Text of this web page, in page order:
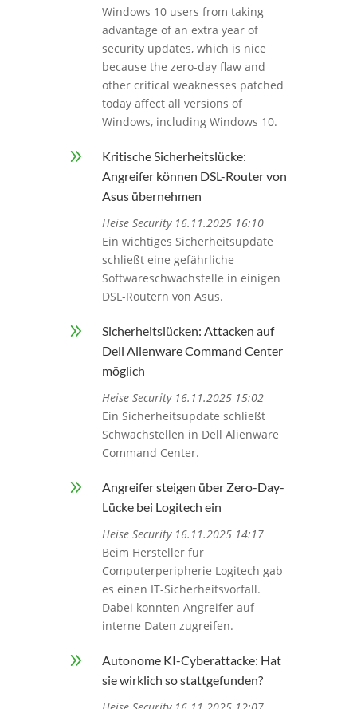
Windows 10 users from taking
advantage of an extra year of
security updates, which is nice
because the zero-day flaw and
other critical weaknesses patched
today affect all versions of
Windows, including Windows 10.
9
Kritische Sicherheitslücke:
Angreifer können DSL-Router von
Asus übernehmen
Heise Security 16.11.2025 16:10
Ein wichtiges Sicherheitsupdate
schließt eine gefährliche
Softwareschwachstelle in einigen
DSL-Routern von Asus.
9
Sicherheitslücken: Attacken auf
Dell Alienware Command Center
möglich
Heise Security 16.11.2025 15:02
Ein Sicherheitsupdate schließt
Schwachstellen in Dell Alienware
Command Center.
9
Angreifer steigen über Zero-Day-
Lücke bei Logitech ein
Heise Security 16.11.2025 14:17
Beim Hersteller für
Computerperipherie Logitech gab
es einen IT-Sicherheitsvorfall.
Dabei konnten Angreifer auf
interne Daten zugreifen.
9
Autonome KI-Cyberattacke: Hat
sie wirklich so stattgefunden?